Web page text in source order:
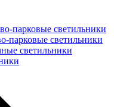
парковые светильники
парковые светильники
светильники